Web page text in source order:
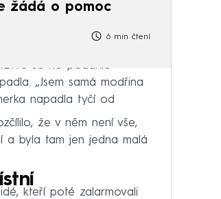
žádá o pomoc
6 min čtení
se ho podařilo
„Jsem samá modřina
napadla tyčí od
že v něm není vše,
a byla tam jen jedna malá
kteří poté zalarmovali